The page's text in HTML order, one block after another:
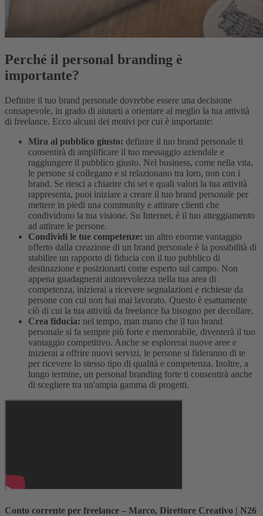
Perché il personal branding è
importante?
Definire il tuo brand personale dovrebbe essere una decisione
consapevole, in grado di aiutarti a orientare al meglio la tua attività
di freelance. Ecco alcuni dei motivi per cui è importante:
Mira al pubblico giusto: definire il tuo brand personale ti
consentirà di amplificare il tuo messaggio aziendale e
raggiungere il pubblico giusto. Nel business, come nella vita,
le persone si collegano e si relazionano tra loro, non con i
brand. Se riesci a chiarire chi sei e quali valori la tua attività
rappresenta, puoi iniziare a creare il tuo brand personale per
mettere in piedi una community e attirare clienti che
condividono la tua visione. Su Internet, è il tuo atteggiamento
ad attirare le persone.
Condividi le tue competenze: un altro enorme vantaggio
offerto dalla creazione di un brand personale è la possibilità di
stabilire un rapporto di fiducia con il tuo pubblico di
destinazione e posizionarti come esperto sul campo. Non
appena guadagnerai autorevolezza nella tua area di
competenza, inizierai a ricevere segnalazioni e richieste da
persone con cui non hai mai lavorato. Questo è esattamente
ciò di cui la tua attività da freelance ha bisogno per decollare.
Crea fiducia: nel tempo, man mano che il tuo brand
personale si fa sempre più forte e memorabile, diventerà il tuo
vantaggio competitivo. Anche se esplorerai nuove aree e
inizierai a offrire nuovi servizi, le persone si fideranno di te
per ricevere lo stesso tipo di qualità e competenza. Inoltre, a
lungo termine, un personal branding forte ti consentirà anche
di scegliere tra un'ampia gamma di progetti.
Conto corrente per freelance – Marco, Direttore Creativo | N26